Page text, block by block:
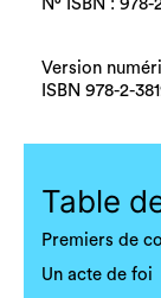
N° ISBN : 978-
Version
ISBN 978-2-
Table
Premiers de
Un acte de foi